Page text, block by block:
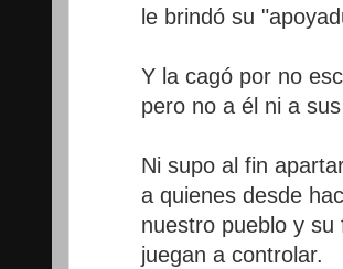
le brindó su
Y la cagó por no
pero no a él ni a
Ni supo al fin
a quienes desde
nuestro pueblo y su
juegan a controlar.